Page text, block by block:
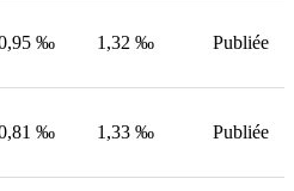
‰ 1,32 ‰ Publiée
‰ 1,33 ‰ Publiée